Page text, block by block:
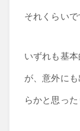
それくらいで
いずれも基
が、意外に
らかと思っ